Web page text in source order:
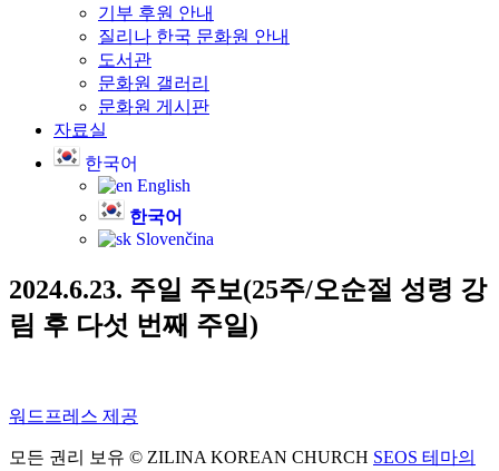
기부 후원 안내
질리나 한국 문화원 안내
도서관
문화원 갤러리
문화원 게시판
자료실
한국어
English
한국어
Slovenčina
2024.6.23. 주일 주보(25주/오순절 성령 강
림 후 다섯 번째 주일) ​
워드프레스 제공
모든 권리 보유 © ZILINA KOREAN CHURCH SEOS 테마의